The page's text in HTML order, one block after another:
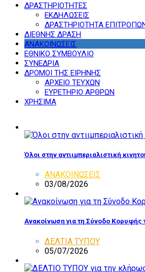
ΔΡΑΣΤΗΡΙΟΤΗΤΕΣ
ΕΚΔΗΛΩΣΕΙΣ
ΔΡΑΣΤΗΡΙΟΤΗΤΑ
ΔΙΕΘΝΗΣ ΔΡΑΣΗ
ΑΝΑΚΟΙΝΩΣΕΙΣ
ΕΘΝΙΚΟ ΣΥΜΒΟΥΛΙΟ
ΣΥΝΕΔΡΙΑ
ΔΡΟΜΟΙ ΤΗΣ ΕΙΡΗΝΗΣ
ΑΡΧΕΙΟ ΤΕΥΧΩΝ
ΕΥΡΕΤΗΡΙΟ ΑΡΘΡΩΝ
ΧΡΗΣΙΜΑ
Όλοι στην αντιιμπεριαλιστική
ΑΝΑΚΟΙΝΩΣΕΙΣ
03/08/2026
Ανακοίνωση για τη Σύνοδο
ΔΕΛΤΙΑ ΤΥΠΟΥ
05/07/2026